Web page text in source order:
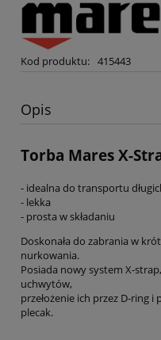
Kod produktu: 415443
Opis
Torba Mares X-
- idealna do transportu
- lekka
- prosta w składaniu
Doskonała do zabrania w
nurkowania.
Posiada nowy system X-
uchwytów,
przełożenie ich przez D-ring
plecak.